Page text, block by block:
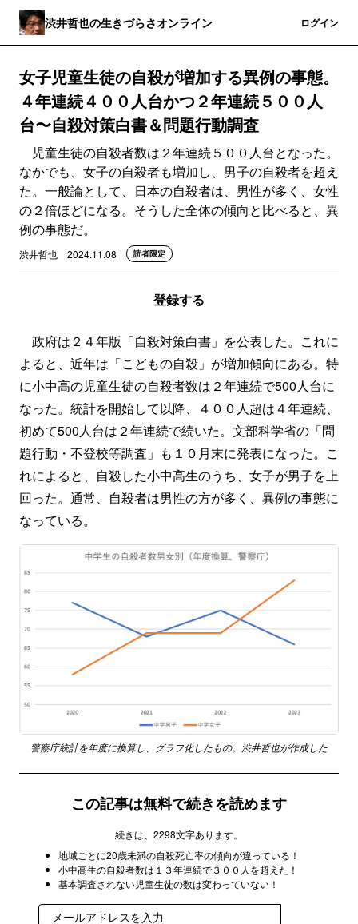
渋井哲也の生きづらさオンライン ログイン
女子児童生徒の自殺が増加する異例の事態。
４年連続４００人台かつ２年連続５００人
台〜自殺対策白書＆問題行動調査
児童生徒の自殺者数は２年連続５００人台となった。
なかでも、女子の自殺者も増加し、男子の自殺者を超え
た。一般論として、日本の自殺者は、男性が多く、女性
の２倍ほどになる。そうした全体の傾向と比べると、異
例の事態だ。
渋井哲也 2024.11.08 読者限定
登録する
政府は２４年版「自殺対策白書」を公表した。これに
よると、近年は「こどもの自殺」が増加傾向にある。特
に小中高の児童生徒の自殺者数は２年連続で500人台に
なった。統計を開始して以降、４００人超は４年連続、
初めて500人台は２年連続で続いた。文部科学省の「問
題行動・不登校等調査」も１０月末に発表になった。こ
れによると、自殺した小中高生のうち、女子が男子を上
回った。通常、自殺者は男性の方が多く、異例の事態に
なっている。
警察庁統計を年度に換算し、グラフ化したもの。渋井哲也が作成した
この記事は無料で続きを読めます
続きは、2298文字あります。
地域ごとに20歳未満の自殺死亡率の傾向が違っている！
小中高生の自殺者数は１３年連続で３００人を超えた！
基本調査されない児童生徒の数は変わっていない！